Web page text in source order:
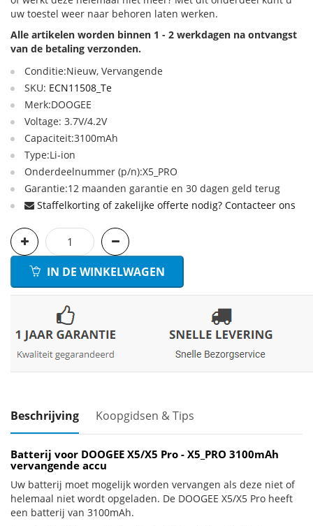
uw toestel weer naar behoren laten werken.
Alle artikelen worden binnen 1 - 2 werkdagen na ontvangst
van de betaling verzonden.
Conditie:Nieuw, Vervangende
SKU: ECN11508_Te
Merk:DOOGEE
Voltage: 3.7V/4.2V
Capaciteit:3100mAh
Type:Li-ion
Onderdeelnummer (p/n):X5_PRO
Garantie:12 maanden garantie en 30 dagen geld terug
Staffelkorting of zakelijke offerte nodig? Contacteer ons
IN DE WINKELWAGEN
Beschrijving Koopgidsen & Tips
Batterij voor DOOGEE X5/X5 Pro - X5_PRO 3100mAh
vervangende accu
Uw batterij moet mogelijk worden vervangen als deze niet of
helemaal niet wordt opgeladen. De DOOGEE X5/X5 Pro heeft
een batterij van 3100mAh.